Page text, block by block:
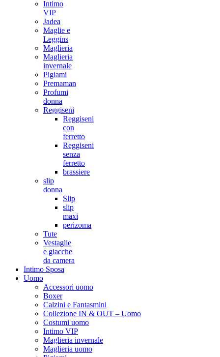
Intimo
VIP
Jadea
Maglie e
Leggins
Maglieria
Maglieria
invernale
Pigiami
Premaman
Profumi
donna
Reggiseni
Reggiseni
con
ferretto
Reggiseni
senza
ferretto
brassiere
slip
donna
Slip
slip
maxi
perizoma
Tute
Vestaglie
e giacche
da camera
Intimo Sposa
Uomo
Accessori uomo
Boxer
Calzini e Fantasmini
Collezione IN & OUT – Uomo
Costumi uomo
Intimo VIP
Maglieria invernale
Maglieria uomo